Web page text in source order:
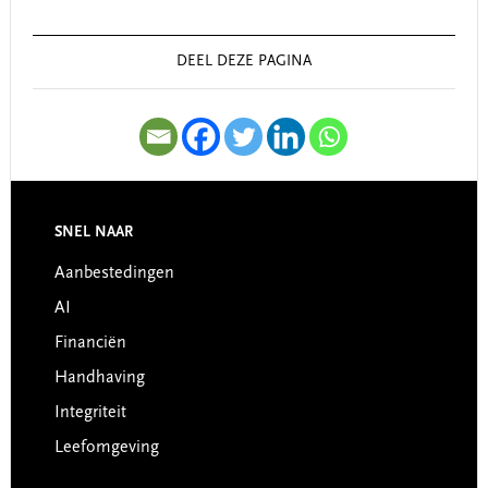
Sidebar
DEEL DEZE PAGINA
Footer
SNEL NAAR
Aanbestedingen
AI
Financiën
Handhaving
Integriteit
Leefomgeving